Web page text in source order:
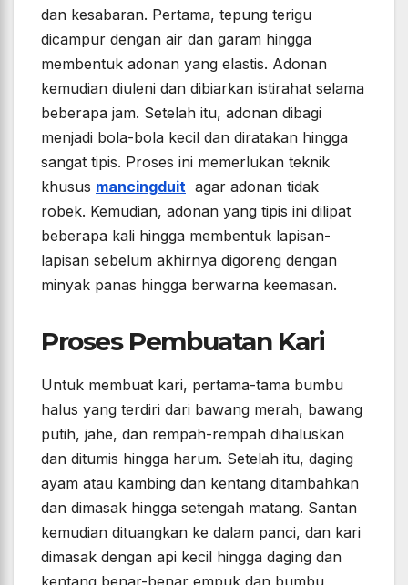
dan kesabaran. Pertama, tepung terigu
dicampur dengan air dan garam hingga
membentuk adonan yang elastis. Adonan
kemudian diuleni dan dibiarkan istirahat selama
beberapa jam. Setelah itu, adonan dibagi
menjadi bola-bola kecil dan diratakan hingga
sangat tipis. Proses ini memerlukan teknik
khusus mancingduit agar adonan tidak
robek. Kemudian, adonan yang tipis ini dilipat
beberapa kali hingga membentuk lapisan-
lapisan sebelum akhirnya digoreng dengan
minyak panas hingga berwarna keemasan.
Proses Pembuatan Kari
Untuk membuat kari, pertama-tama bumbu
halus yang terdiri dari bawang merah, bawang
putih, jahe, dan rempah-rempah dihaluskan
dan ditumis hingga harum. Setelah itu, daging
ayam atau kambing dan kentang ditambahkan
dan dimasak hingga setengah matang. Santan
kemudian dituangkan ke dalam panci, dan kari
dimasak dengan api kecil hingga daging dan